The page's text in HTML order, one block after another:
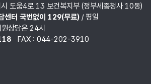
도움4로 13 보건복지부 (정부세종청사 10동)
센터 국번없이 129(무료)/ 평일
상담은 24시
FAX : 044-202-3910